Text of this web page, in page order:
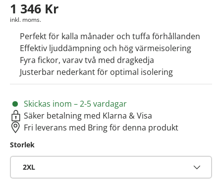
1 346 Kr
inkl. moms.
Perfekt för kalla månader och tuffa förhållanden
Effektiv ljuddämpning och hög värmeisolering
Fyra fickor, varav två med dragkedja
Justerbar nederkant för optimal isolering
Skickas inom – 2-5 vardagar
Säker betalning med Klarna & Visa
Fri leverans med Bring för denna produkt
Storlek
2XL